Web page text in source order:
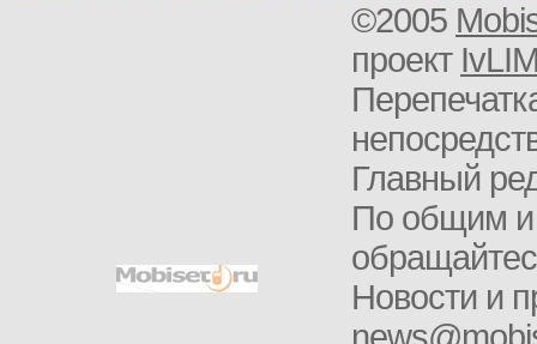
©2005
проект
Главный
По общим и
Новости и